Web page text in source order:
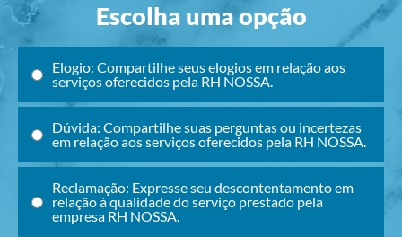
Escolha uma opção
Elogio: Compartilhe seus elogios em relação aos
serviços oferecidos pela RH NOSSA.
Dúvida: Compartilhe suas perguntas ou incertezas
em relação aos serviços oferecidos pela RH NOSSA.
Reclamação: Expresse seu descontentamento em
relação à qualidade do serviço prestado pela
empresa RH NOSSA.